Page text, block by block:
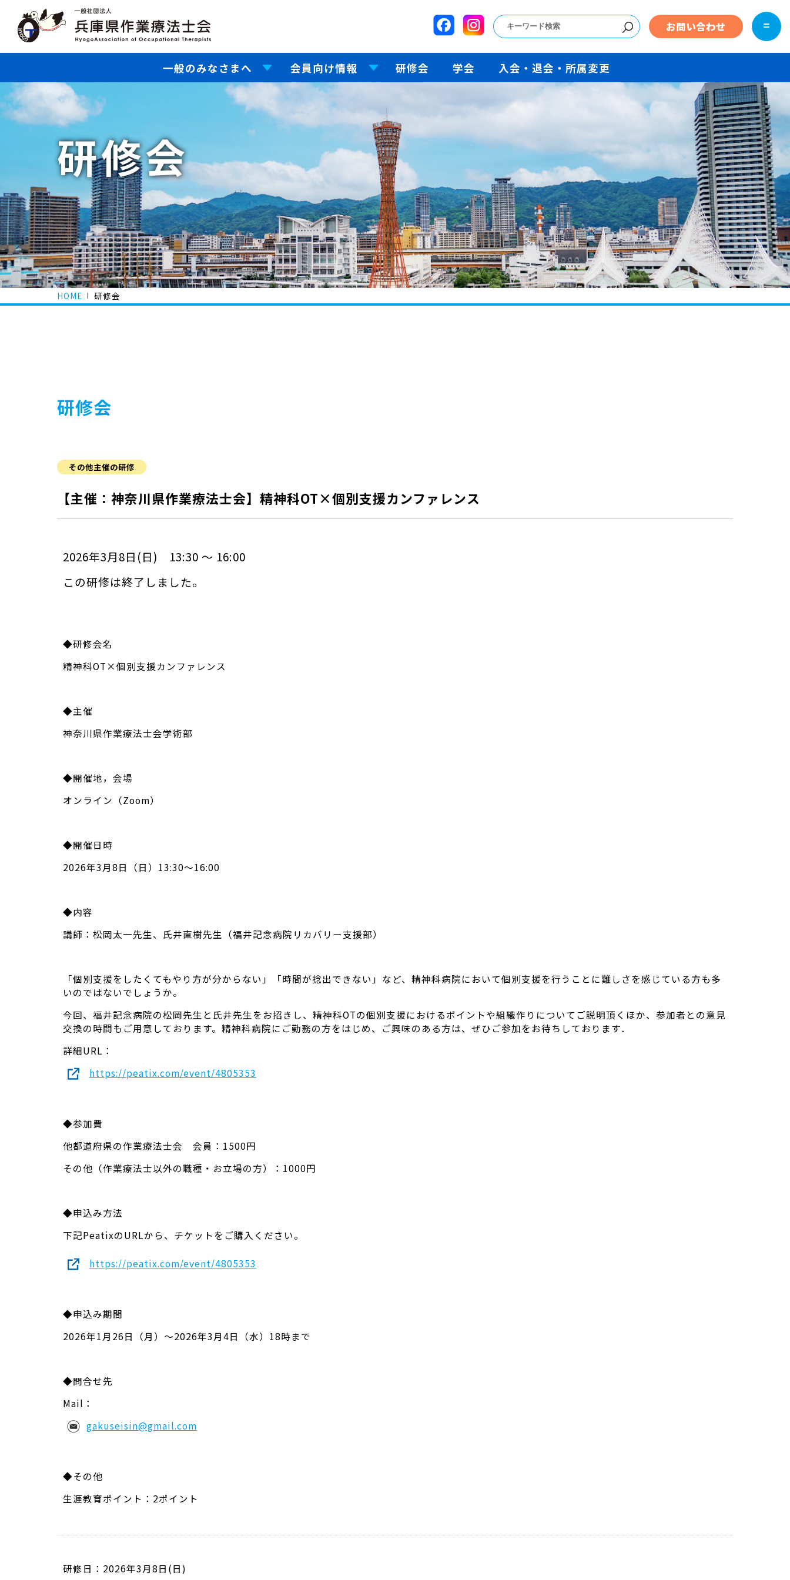
お問い合わせ
一般のみなさまへ 会員向け情報 研修会 学会 入会・退会・所属変更
研修会
HOME 研修会
研修会
その他主催の研修
【主催：神奈川県作業療法士会】精神科OT×個別支援カンファレンス
2026年3月8日(日) 13:30 ～ 16:00
この研修は終了しました。
◆研修会名
精神科OT×個別支援カンファレンス
◆主催
神奈川県作業療法士会学術部
◆開催地，会場
オンライン（Zoom）
◆開催日時
2026年3月8日（日）13:30～16:00
◆内容
講師：松岡太一先生、氏井直樹先生（福井記念病院リカバリー支援部）
「個別支援をしたくてもやり方が分からない」「時間が捻出できない」など、精神科病院において個別支援を行うことに難しさを感じている方も多
いのではないでしょうか。
今回、福井記念病院の松岡先生と氏井先生をお招きし、精神科OTの個別支援におけるポイントや組織作りについてご説明頂くほか、参加者との意見
交換の時間もご用意しております。精神科病院にご勤務の方をはじめ、ご興味のある方は、ぜひご参加をお待ちしております．
詳細URL：
https://peatix.com/event/4805353
◆参加費
他都道府県の作業療法士会 会員：1500円
その他（作業療法士以外の職種・お立場の方）：1000円
◆申込み方法
下記PeatixのURLから、チケットをご購入ください。
https://peatix.com/event/4805353
◆申込み期間
2026年1月26日（月）～2026年3月4日（水）18時まで
◆問合せ先
Mail：
gakuseisin@gmail.com
◆その他
生涯教育ポイント：2ポイント
研修日：2026年3月8日(日)